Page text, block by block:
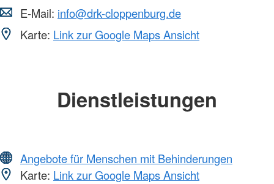
E-Mail: info@drk-cloppenburg.de
Karte: Link zur Google Maps Ansicht
Dienstleistungen
Angebote für Menschen mit Behinderungen
Karte: Link zur Google Maps Ansicht